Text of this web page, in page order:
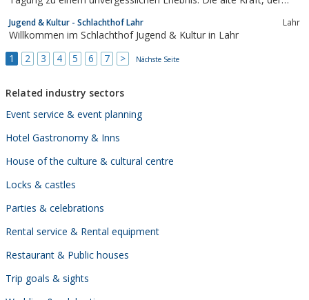
beispielsweise auch, dass Allerheiligen
Jugend & Kultur - Schlachthof Lahr Lahr
Willkommen im Schlachthof Jugend & Kultur in Lahr
1
2 3 4 5 6 7 > Nächste Seite
Related industry sectors
Event service & event planning
Hotel Gastronomy & Inns
House of the culture & cultural centre
Locks & castles
Parties & celebrations
Rental service & Rental equipment
Restaurant & Public houses
Trip goals & sights